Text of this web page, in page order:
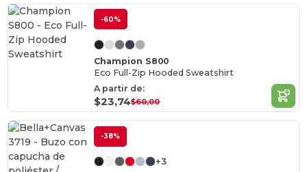
-60%
Champion S800
Eco Full-Zip Hooded Sweatshirt
A partir de:
$23,74$60,00
-38%
+3